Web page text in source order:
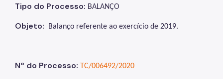
Tipo do Processo: BALANÇO
Objeto: Balanço referente ao exercício de 2019.
Nº do Processo: TC/006492/2020